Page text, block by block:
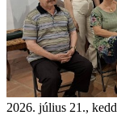
2026. július 21., kedd